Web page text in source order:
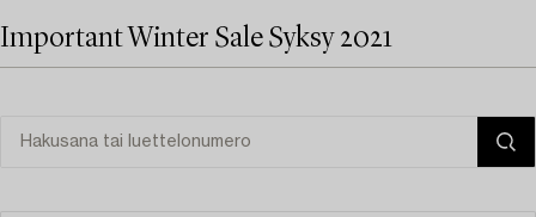
Important Winter Sale Syksy 2021